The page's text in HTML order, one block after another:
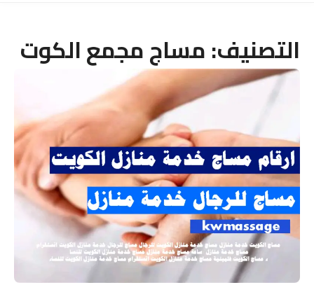
التصنيف:مساج مجمع الكوت